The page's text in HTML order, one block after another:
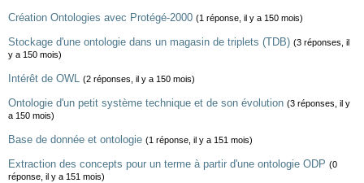
Création Ontologies avec Protégé-2000 (1 réponse, il y a 150 mois)
Stockage d'une ontologie dans un magasin de triplets (TDB) (3 réponses, il
y a 150 mois)
Intérêt de OWL (2 réponses, il y a 150 mois)
Ontologie d'un petit système technique et de son évolution (3 réponses, il y
a 150 mois)
Base de donnée et ontologie (1 réponse, il y a 151 mois)
Extraction des concepts pour un terme à partir d'une ontologie ODP (0
réponse, il y a 151 mois)